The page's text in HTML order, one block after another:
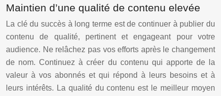
Maintien d’une qualité de contenu elevée
La clé du succès à long terme est de continuer à publier du
contenu de qualité, pertinent et engageant pour votre
audience. Ne relâchez pas vos efforts après le changement
de nom. Continuez à créer du contenu qui apporte de la
valeur à vos abonnés et qui répond à leurs besoins et à
leurs intérêts. La qualité du contenu est le meilleur moyen